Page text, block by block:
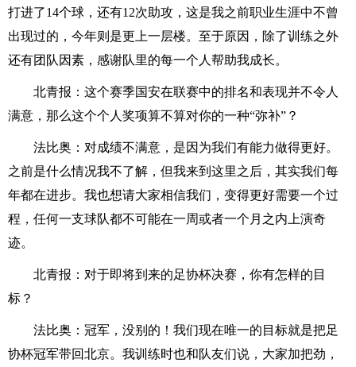
打进了14个球，还有12次助攻，这是我之前职业生涯中不曾
出现过的，今年则是更上一层楼。至于原因，除了训练之外
还有团队因素，感谢队里的每一个人帮助我成长。
北青报：这个赛季国安在联赛中的排名和表现并不令人
满意，那么这个个人奖项算不算对你的一种“弥补”？
法比奥：对成绩不满意，是因为我们有能力做得更好。
之前是什么情况我不了解，但我来到这里之后，其实我们每
年都在进步。我也想请大家相信我们，变得更好需要一个过
程，任何一支球队都不可能在一周或者一个月之内上演奇
迹。
北青报：对于即将到来的足协杯决赛，你有怎样的目
标？
法比奥：冠军，没别的！我们现在唯一的目标就是把足
协杯冠军带回北京。我训练时也和队友们说，大家加把劲，